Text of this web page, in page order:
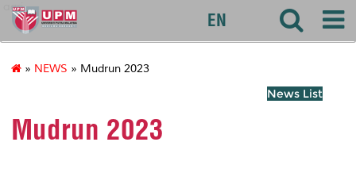
agri
EN
» NEWS » Mudrun 2023
News List
Mudrun 2023